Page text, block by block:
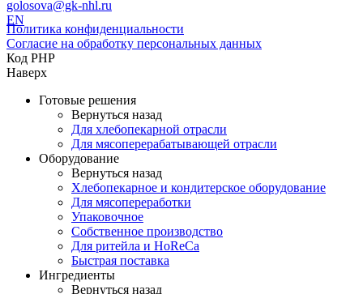
golosova@gk-nhl.ru
EN
Политика конфиденциальности
Согласие на обработку персональных данных
Код PHP
Наверх
Готовые решения
Вернуться назад
Для хлебопекарной отрасли
Для мясоперерабатывающей отрасли
Оборудование
Вернуться назад
Хлебопекарное и кондитерское оборудование
Для мясопереработки
Упаковочное
Собственное производство
Для ритейла и HoReCa
Быстрая поставка
Ингредиенты
Вернуться назад